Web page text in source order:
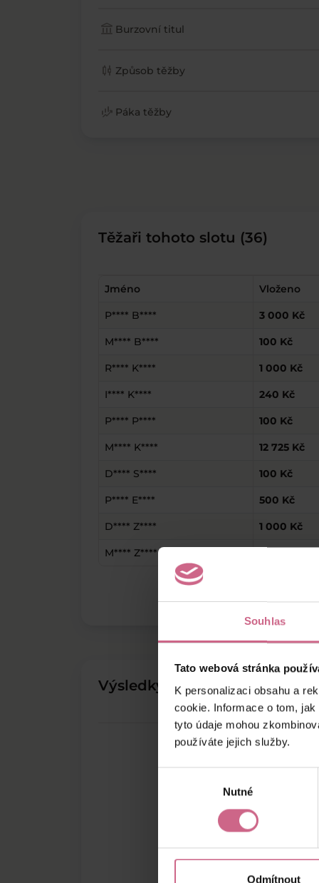
Souhlas
Tato webová stránka
K personalizaci obsahu a
cookie. Informace o tom,
tyto údaje mohou
používáte jejich služby.
Nutné
Odmítnout
account_balance Burzovní titul
candlestick_chart Způsob těžby
finance_mode Páka těžby
Těžaři tohoto slotu (36)
Jméno Vloženo
P**** B**** 3 000 Kč
M**** B**** 100 Kč
R**** K**** 1 000 Kč
I**** K**** 240 Kč
P**** P**** 100 Kč
M**** K**** 12 725 Kč
D**** S**** 100 Kč
P**** E**** 500 Kč
D**** Z**** 1 000 Kč
M**** Z****
Výsledky těžby